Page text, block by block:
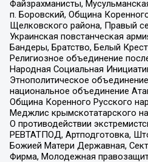
Файзрахманисты,
п. Боровский, Община
Щелковского района, Правый
Украинская повстанческая
Бандеры, Братство, Белый
Религиозное объединение
Народная Социальная
Этнополитическое
национальное объединение
Община Коренного Русского
Меджлис крымскотатарского
О противодействии
РЕВТАТПОД, Артподготовка,
Божией Матери Державная,
Фирма, Молодежная